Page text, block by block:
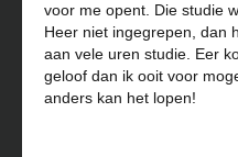
voor me opent. Die studie
Heer niet ingegrepen, dan
aan vele uren studie. Eer
geloof dan ik ooit voor
anders kan het lopen!